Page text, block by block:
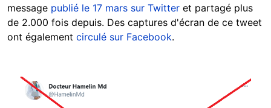
message publié le 17 mars sur Twitter et partagé plus
de 2.000 fois depuis. Des captures d'écran de ce tweet
ont également circulé sur Facebook.
Image